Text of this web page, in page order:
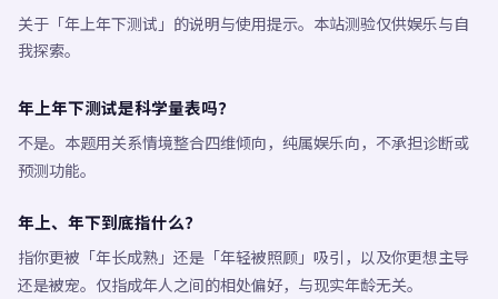
关于「年上年下测试」的说明与使用提示。本站测验仅供娱乐与自
我探索。
年上年下测试是科学量表吗？
不是。本题用关系情境整合四维倾向，纯属娱乐向，不承担诊断或
预测功能。
年上、年下到底指什么？
指你更被「年长成熟」还是「年轻被照顾」吸引，以及你更想主导
还是被宠。仅指成年人之间的相处偏好，与现实年龄无关。